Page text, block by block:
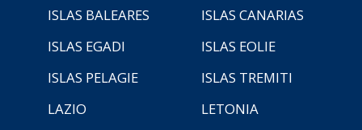
ISLAS BALEARES
ISLAS CANARIAS
ISLAS EGADI
ISLAS EOLIE
ISLAS PELAGIE
ISLAS TREMITI
LAZIO
LETONIA